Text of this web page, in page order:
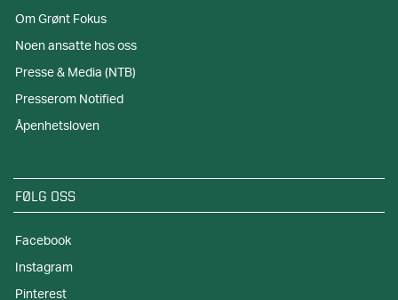
Om Grønt Fokus
Noen ansatte hos oss
Presse & Media (NTB)
Presserom Notified
Åpenhetsloven
FØLG OSS
Facebook
Instagram
Pinterest